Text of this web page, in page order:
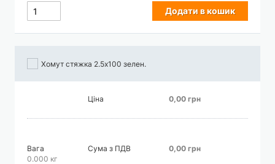
Додати в кошик
Хомут стяжка 2.5х100 зелен.
Ціна 0,00 грн
Вага
0.000 кг
Сума з ПДВ 0,00 грн